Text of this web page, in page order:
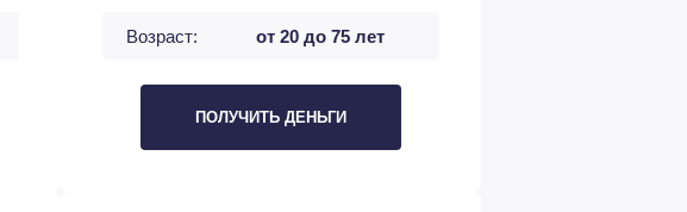
Возраст: от 20 до 75 лет
ПОЛУЧИТЬ ДЕНЬГИ